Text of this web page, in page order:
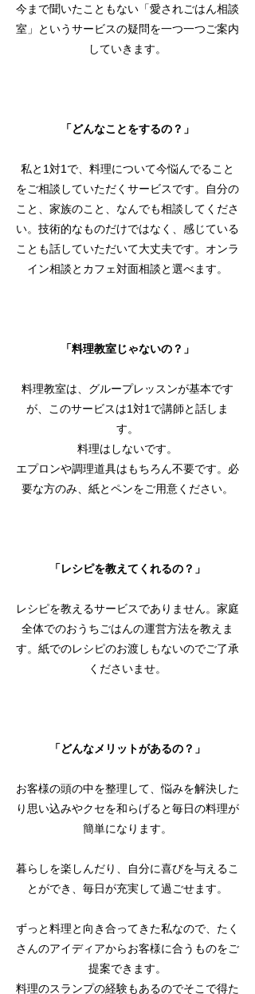
今まで聞いたこともない「愛されごはん相談
室」というサービスの疑問を一つ一つご案内
していきます。
「どんなことをするの？」
私と1対1で、料理について今悩んでること
をご相談していただくサービスです。自分の
こと、家族のこと、なんでも相談してくださ
い。技術的なものだけではなく、感じている
ことも話していただいて大丈夫です。オンラ
イン相談とカフェ対面相談と選べます。
「料理教室じゃないの？」
料理教室は、グループレッスンが基本です
が、このサービスは1対1で講師と話しま
す。
料理はしないです。
エプロンや調理道具はもちろん不要です。必
要な方のみ、紙とペンをご用意ください。
「レシピを教えてくれるの？」
レシピを教えるサービスでありません。家庭
全体でのおうちごはんの運営方法を教えま
す。紙でのレシピのお渡しもないのでご了承
くださいませ。
「どんなメリットがあるの？」
お客様の頭の中を整理して、悩みを解決した
り思い込みやクセを和らげると毎日の料理が
簡単になります。
​暮らしを楽しんだり、自分に喜びを与えるこ
とができ、毎日が充実して過ごせます。
ずっと料理と向き合ってきた私なので、たく
さんのアイディアからお客様に合うものをご
提案できます。
料理のスランプの経験もあるのでそこで得た